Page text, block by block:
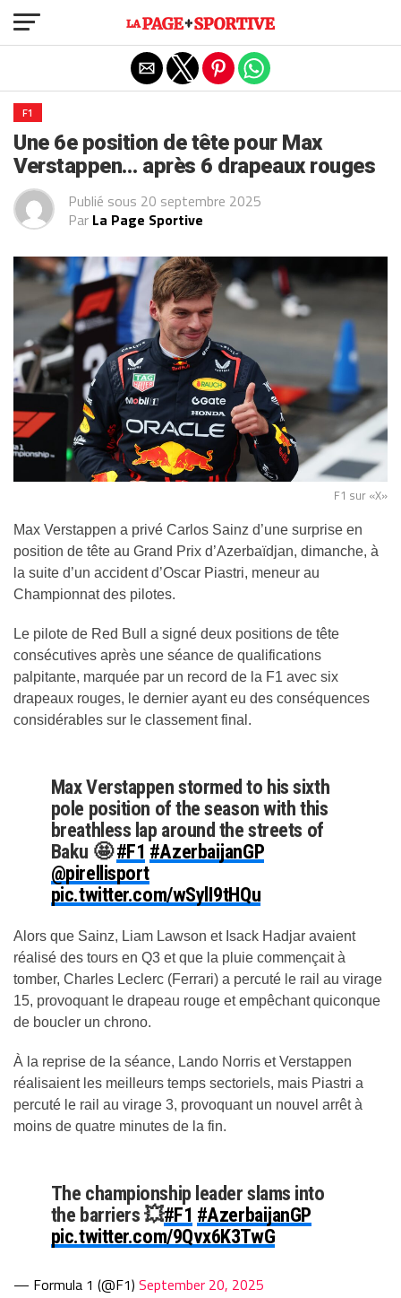
F1
Une 6e position de tête pour Max
Verstappen… après 6 drapeaux rouges
Publié sous 20 septembre 2025
Par La Page Sportive
F1 sur «X»
Max Verstappen a privé Carlos Sainz d’une surprise en
position de tête au Grand Prix d’Azerbaïdjan, dimanche, à
la suite d’un accident d’Oscar Piastri, meneur au
Championnat des pilotes.
Le pilote de Red Bull a signé deux positions de tête
consécutives après une séance de qualifications
palpitante, marquée par un record de la F1 avec six
drapeaux rouges, le dernier ayant eu des conséquences
considérables sur le classement final.
Max Verstappen stormed to his sixth
pole position of the season with this
breathless lap around the streets of
Baku 🤩#F1 #AzerbaijanGP
@pirellisport
pic.twitter.com/wSylI9tHQu
— Formula 1 (@F1)September 20, 2025
Alors que Sainz, Liam Lawson et Isack Hadjar avaient
réalisé des tours en Q3 et que la pluie commençait à
tomber, Charles Leclerc (Ferrari) a percuté le rail au virage
15, provoquant le drapeau rouge et empêchant quiconque
de boucler un chrono.
À la reprise de la séance, Lando Norris et Verstappen
réalisaient les meilleurs temps sectoriels, mais Piastri a
percuté le rail au virage 3, provoquant un nouvel arrêt à
moins de quatre minutes de la fin.
The championship leader slams into
the barriers 💥#F1 #AzerbaijanGP
pic.twitter.com/9Qvx6K3TwG
— Formula 1 (@F1) September 20, 2025
Exit mobile version